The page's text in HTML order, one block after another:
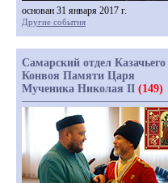
основан 31 января 2017 г.
Другие события
Самарский отдел Казачьего
Конвоя Памяти Царя
Мученика Николая II (149)